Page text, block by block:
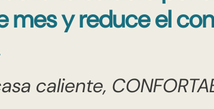
mes y reduce el
caliente,